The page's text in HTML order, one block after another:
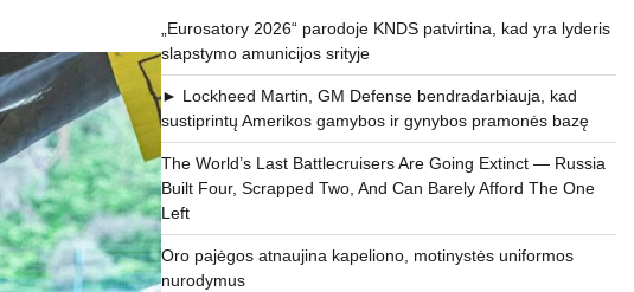
„Eurosatory 2026“ parodoje KNDS patvirtina, kad yra lyderis
slapstymo amunicijos srityje
► Lockheed Martin, GM Defense bendradarbiauja, kad
sustiprintų Amerikos gamybos ir gynybos pramonės bazę
The World’s Last Battlecruisers Are Going Extinct — Russia
Built Four, Scrapped Two, And Can Barely Afford The One
Left
Oro pajėgos atnaujina kapeliono, motinystės uniformos
nurodymus